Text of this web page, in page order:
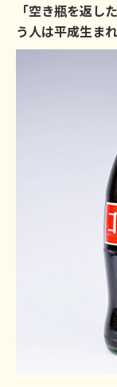
「空き瓶を返し
う人は平成生ま